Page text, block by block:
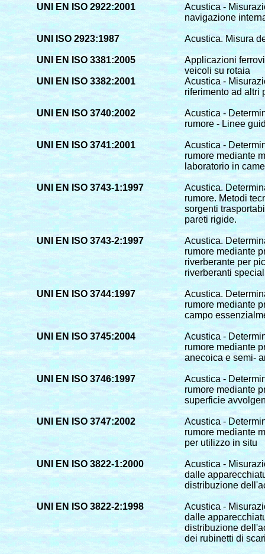
UNI EN ISO 2922:2001
Acustica -
navigazione
UNI ISO 2923:1987 Acustica. Misura
UNI EN ISO 3381:2005
Applicazioni
veicoli su rotaia
UNI EN ISO 3382:2001
Acustica -
riferimento ad altri
UNI EN ISO 3740:2002
Acustica -
rumore - Linee
UNI EN ISO 3741:2001
Acustica -
rumore mediante
laboratorio in
UNI EN ISO 3743-1:1997
Acustica.
rumore. Metodi
sorgenti
pareti rigide.
UNI EN ISO 3743-2:1997
Acustica.
rumore mediante
riverberante per
riverberanti
UNI EN ISO 3744:1997
Acustica.
rumore mediante
campo
UNI EN ISO 3745:2004
Acustica -
rumore mediante
anecoica e semi-
UNI EN ISO 3746:1997
Acustica -
rumore mediante
superficie
UNI EN ISO 3747:2002
Acustica -
rumore mediante
per utilizzo in situ
UNI EN ISO 3822-1:2000
Acustica -
dalle
distribuzione
UNI EN ISO 3822-2:1998
Acustica -
dalle
distribuzione
dei rubinetti di